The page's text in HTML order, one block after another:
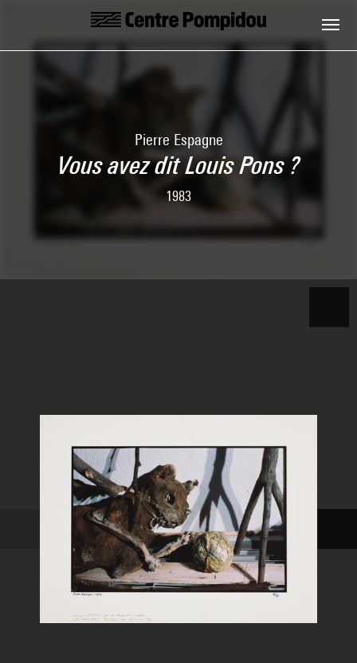
Aller au contenu principal
Centre Pompidou
Pierre Espagne
Vous avez dit Louis Pons ?
1983